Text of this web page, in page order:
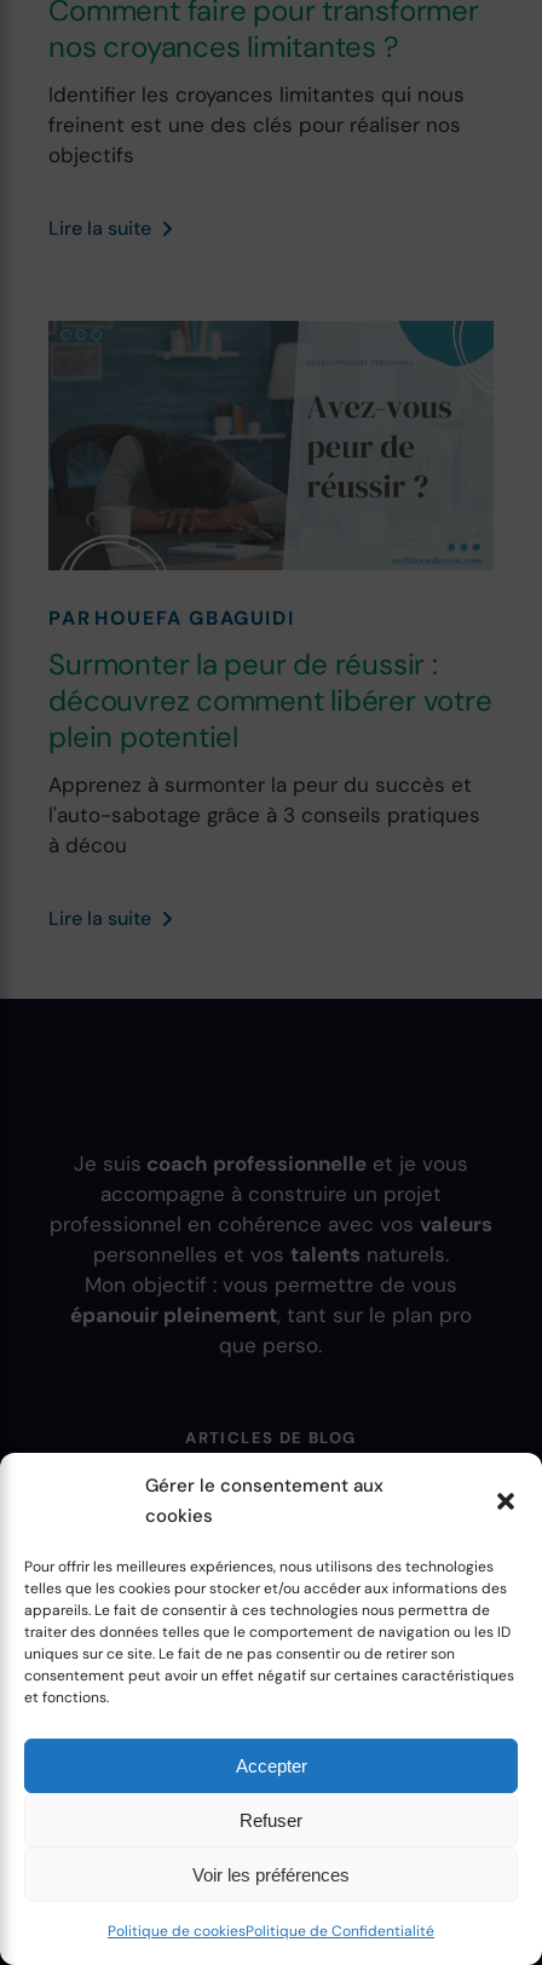
Gérer le consentement aux
cookies
Pour offrir les meilleures expériences, nous utilisons des technologies
telles que les cookies pour stocker et/ou accéder aux informations des
appareils. Le fait de consentir à ces technologies nous permettra de
traiter des données telles que le comportement de navigation ou les ID
uniques sur ce site. Le fait de ne pas consentir ou de retirer son
consentement peut avoir un effet négatif sur certaines caractéristiques
et fonctions.
Accepter
Refuser
Voir les préférences
Politique de cookiesPolitique de Confidentialité
Comment faire pour transformer
nos croyances limitantes ?
Identifier les croyances limitantes qui nous
freinent est une des clés pour réaliser nos
objectifs
Lire la suite
PAR HOUEFA GBAGUIDI
Surmonter la peur de réussir :
découvrez comment libérer votre
plein potentiel
Apprenez à surmonter la peur du succès et
l'auto-sabotage grâce à 3 conseils pratiques
à décou
Lire la suite
Je suis coach professionnelleet je vous
accompagne à construire un projet
professionnel en cohérence avec vos valeurs
personnelles et vos talents naturels.
Mon objectif : vous permettre de vous
épanouir pleinement, tant sur le plan pro
que perso.
ARTICLES DE BLOG
CLARTÉ & DÉCOUVERTE
COACHING INDIVIDUEL
ENGAGEMENT PERSONNEL
MENTIONS LÉGALES
POLITIQUE DE CONFIDENTIALITÉ
POLITIQUE DE COOKIES
CGV